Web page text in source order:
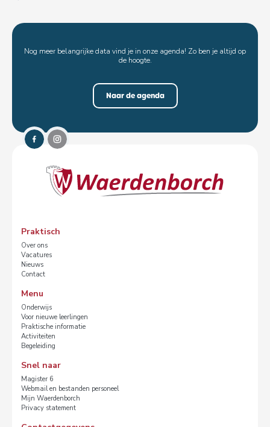
Nog meer belangrijke data vind je in onze agenda! Zo ben je altijd op
de hoogte.
Naar de agenda
Praktisch
Over ons
Vacatures
Nieuws
Contact
Menu
Onderwijs
Voor nieuwe leerlingen
Praktische informatie
Activiteiten
Begeleiding
Snel naar
Magister 6
Webmail en bestanden personeel
Mijn Waerdenborch
Privacy statement